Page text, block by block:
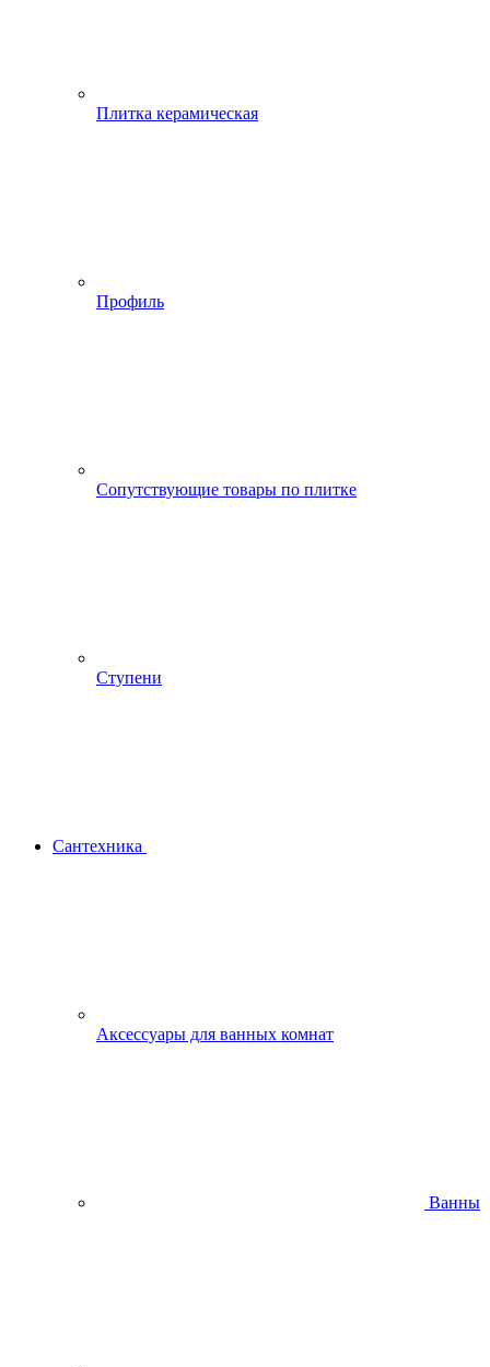
Плитка керамическая
Профиль
Сопутствующие товары по плитке
Ступени
Сантехника
Аксессуары для ванных комнат
Ванны